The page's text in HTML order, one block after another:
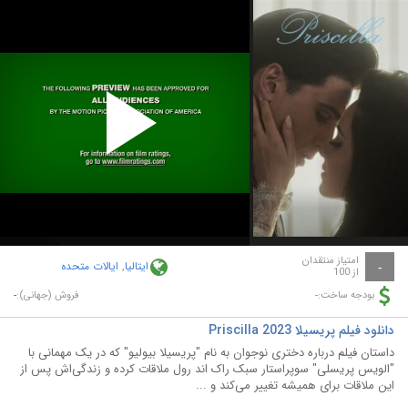
Play
Video
- امتیاز منتقدان
از 100 ایتالیا, ایالات متحده
بودجه ساخت:- فروش (جهانی):-
دانلود فیلم پریسیلا Priscilla 2023
داستان فیلم درباره دختری نوجوان به نام "پریسیلا بیولیو" که در یک مهمانی با
"الویس پریسلی" سوپراستار سبک راک اند رول ملاقات کرده و زندگی‌اش پس از
این ملاقات برای همیشه تغییر می‌کند و ...